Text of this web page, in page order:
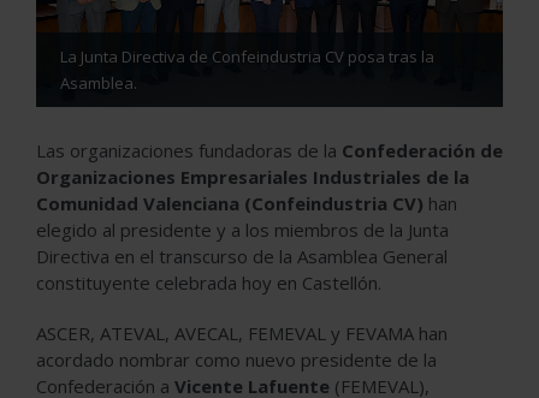
La Junta Directiva de Confeindustria CV posa tras la
Asamblea.
Las organizaciones fundadoras de la Confederación de
Organizaciones Empresariales Industriales de la
Comunidad Valenciana (Confeindustria CV) han
elegido al presidente y a los miembros de la Junta
Directiva en el transcurso de la Asamblea General
constituyente celebrada hoy en Castellón.
ASCER, ATEVAL, AVECAL, FEMEVAL y FEVAMA han
acordado nombrar como nuevo presidente de la
Confederación a Vicente Lafuente (FEMEVAL),